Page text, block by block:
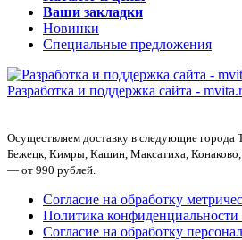
Ваши закладки
Новинки
Специальные предложения
Разработка и поддержка сайта -
Осуществляем доставку в следующие города
Бежецк, Кимры, Кашин, Максатиха,
— от 990 рублей.
Согласие на обработку
Политика
Согласие на обработку